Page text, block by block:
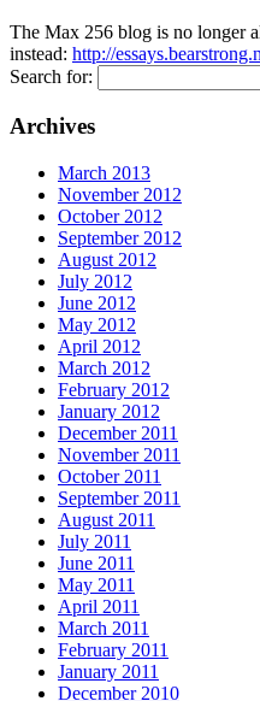
The Max 256 blog is no longer
instead: http://
Search for:
Archives
March 2013
November 2012
October 2012
September 2012
August 2012
July 2012
June 2012
May 2012
April 2012
March 2012
February 2012
January 2012
December 2011
November 2011
October 2011
September 2011
August 2011
July 2011
June 2011
May 2011
April 2011
March 2011
February 2011
January 2011
December 2010